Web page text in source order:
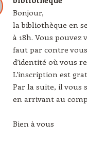
Bonjour,
la bibliothèque en
à 18h. Vous
faut par contre
d’identité où vous
L’inscription est
Par la suite, il vous
en arrivant au
Bien à vous